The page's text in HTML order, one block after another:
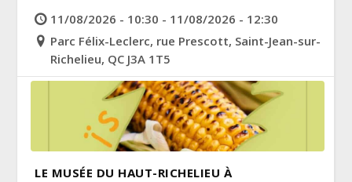
11/08/2026 - 10:30 - 11/08/2026 - 12:30
Parc Félix-Leclerc, rue Prescott, Saint-Jean-sur-
Richelieu, QC J3A 1T5
LE MUSÉE DU HAUT-RICHELIEU À